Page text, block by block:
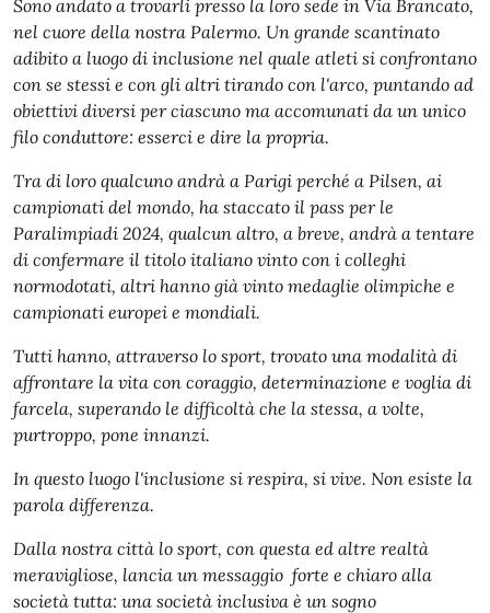
Sono andato a trovarli presso la loro sede in Via Brancato,
nel cuore della nostra Palermo. Un grande scantinato
adibito a luogo di inclusione nel quale atleti si confrontano
con se stessi e con gli altri tirando con l'arco, puntando ad
obiettivi diversi per ciascuno ma accomunati da un unico
filo conduttore: esserci e dire la propria.
Tra di loro qualcuno andrà a Parigi perché a Pilsen, ai
campionati del mondo, ha staccato il pass per le
Paralimpiadi 2024, qualcun altro, a breve, andrà a tentare
di confermare il titolo italiano vinto con i colleghi
normodotati, altri hanno già vinto medaglie olimpiche e
campionati europei e mondiali.
Tutti hanno, attraverso lo sport, trovato una modalità di
affrontare la vita con coraggio, determinazione e voglia di
farcela, superando le difficoltà che la stessa, a volte,
purtroppo, pone innanzi.
In questo luogo l'inclusione si respira, si vive. Non esiste la
parola differenza.
Dalla nostra città lo sport, con questa ed altre realtà
meravigliose, lancia un messaggio forte e chiaro alla
società tutta: una società inclusiva è un sogno